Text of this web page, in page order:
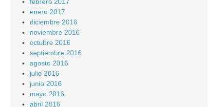
febrero 2017
enero 2017
diciembre 2016
noviembre 2016
octubre 2016
septiembre 2016
agosto 2016
julio 2016
junio 2016
mayo 2016
abril 2016